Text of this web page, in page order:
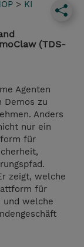
> KI
(TDS-
Agenten
Demos zu
Anders
nur ein
für
zeigt, welche
für
und welche